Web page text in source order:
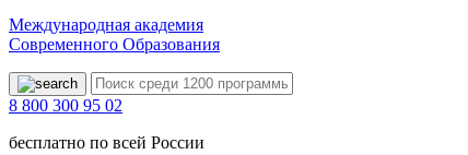
Международная академия
Современного Образования
8 800 300 95 02
бесплатно по всей России